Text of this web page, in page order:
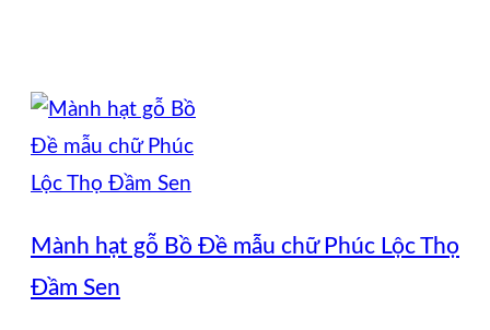
Mành hạt gỗ Bồ Đề mẫu chữ Phúc Lộc Thọ
Đầm Sen